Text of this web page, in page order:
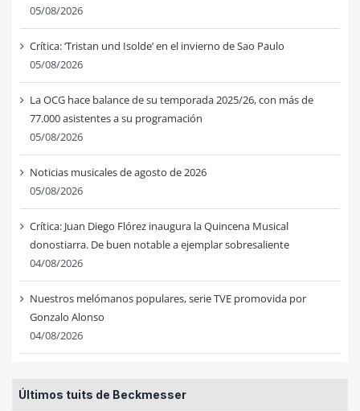
05/08/2026
Crítica: ‘Tristan und Isolde’ en el invierno de Sao Paulo
05/08/2026
La OCG hace balance de su temporada 2025/26, con más de
77.000 asistentes a su programación
05/08/2026
Noticias musicales de agosto de 2026
05/08/2026
Crítica: Juan Diego Flórez inaugura la Quincena Musical
donostiarra. De buen notable a ejemplar sobresaliente
04/08/2026
Nuestros melómanos populares, serie TVE promovida por
Gonzalo Alonso
04/08/2026
Últimos tuits de Beckmesser